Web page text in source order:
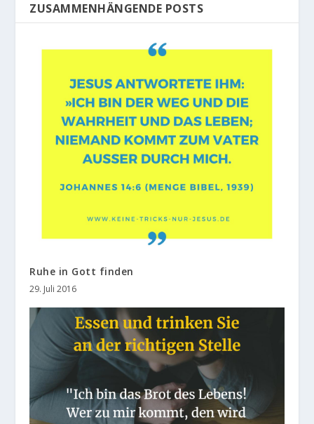
ZUSAMMENHÄNGENDE POSTS
Ruhe in Gott finden
29. Juli 2016